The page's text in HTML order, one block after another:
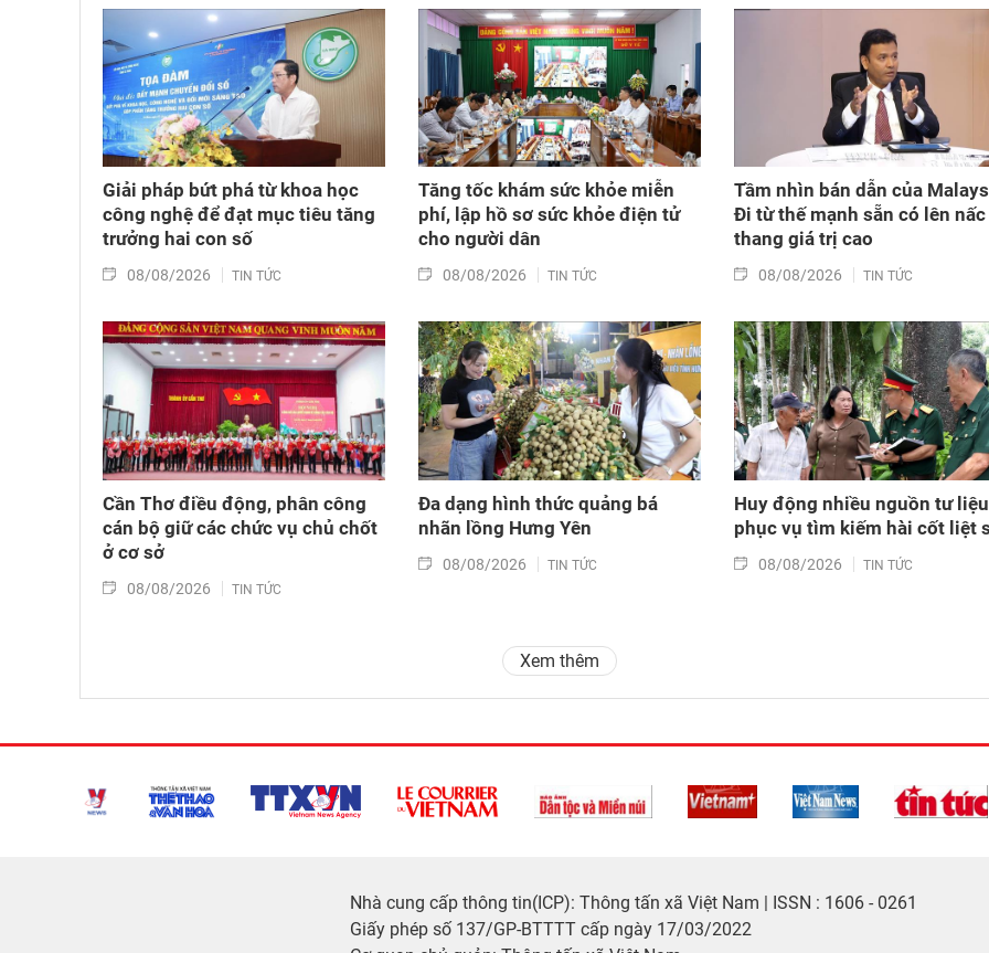
xem là bước đi chiến lược nhằm tích hợp đồng bộ
công nghệ số vào chuỗi giá trị nông nghiệp và phát
triển nông thôn địa phương.
Giải pháp bứt phá từ khoa học
công nghệ để đạt mục tiêu tăng
trưởng hai con số
08/08/2026 TIN TỨC
Tăng tốc khám sức khỏe miễn
phí, lập hồ sơ sức khỏe điện tử
cho người dân
08/08/2026 TIN TỨC
Tầm nhìn bán dẫn của
Đi từ thế mạnh sẵn có lên nấc
thang giá trị cao
08/08/2026 TIN TỨC
Cần Thơ điều động, phân công
cán bộ giữ các chức vụ chủ chốt
ở cơ sở
08/08/2026 TIN TỨC
Đa dạng hình thức quảng bá
nhãn lồng Hưng Yên
08/08/2026 TIN TỨC
Huy động nhiều nguồn tư liệu
phục vụ tìm kiếm hài cốt liệt
08/08/2026 TIN TỨC
Xem thêm
Nhà cung cấp thông tin(ICP): Thông tấn xã Việt Nam | ISSN : 1606 - 0261
Giấy phép số 137/GP-BTTTT cấp ngày 17/03/2022